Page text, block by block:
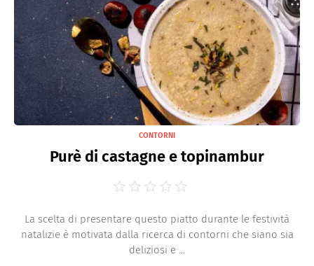
CONTORNI
Purè di castagne e topinambur
La scelta di presentare questo piatto durante le festività
natalizie è motivata dalla ricerca di contorni che siano sia
deliziosi e ...